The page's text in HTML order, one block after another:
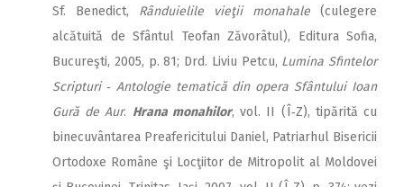
Sf. Benedict, Rânduielile vieţii monahale (culegere
alcătuită de Sfântul Teofan Zăvorâtul), Editura Sofia,
Bucureşti, 2005, p. 81; Drd. Liviu Petcu, Lumina Sfintelor
Scripturi ‑ Antologie tematică din opera Sfântului Ioan
Gură de Aur. Hrana monahilor, vol. II (Î‑Z), tipărită cu
binecuvântarea Preafericitului Daniel, Patriarhul Bisericii
Ortodoxe Române şi Locţiitor de Mitropolit al Moldovei